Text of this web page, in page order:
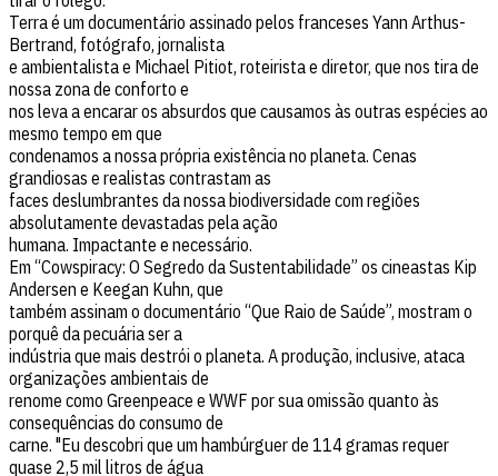
Terra é um documentário assinado pelos franceses Yann Arthus-
Bertrand, fotógrafo, jornalista
e ambientalista e Michael Pitiot, roteirista e diretor, que nos tira de
nossa zona de conforto e
nos leva a encarar os absurdos que causamos às outras espécies ao
mesmo tempo em que
condenamos a nossa própria existência no planeta. Cenas
grandiosas e realistas contrastam as
faces deslumbrantes da nossa biodiversidade com regiões
absolutamente devastadas pela ação
humana. Impactante e necessário.
Em “Cowspiracy: O Segredo da Sustentabilidade” os cineastas Kip
Andersen e Keegan Kuhn, que
também assinam o documentário “Que Raio de Saúde”, mostram o
porquê da pecuária ser a
indústria que mais destrói o planeta. A produção, inclusive, ataca
organizações ambientais de
renome como Greenpeace e WWF por sua omissão quanto às
consequências do consumo de
carne. "Eu descobri que um hambúrguer de 114 gramas requer
quase 2,5 mil litros de água